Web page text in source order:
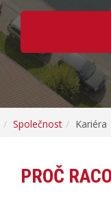
Společnost Kariéra
PROČ